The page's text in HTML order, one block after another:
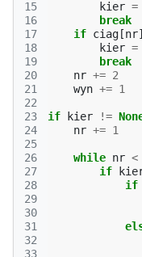
15
16
17
18
19
20
21
22
23
24
25
26
27
28
29
30
31
32
33
kier =
break
if ciag [nr]
kier =
break
nr += 2
wyn += 1
if kier !=
nr += 1
while nr <
if
if